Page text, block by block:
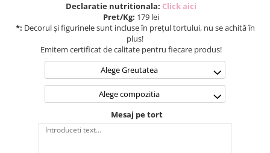
Declaratie nutritionala: Click aici
Pret/Kg: 179 lei
*: Decorul și figurinele sunt incluse în prețul tortului, nu se achită în
plus!
Emitem certificat de calitate pentru fiecare produs!
Alege Greutatea
Alege compozitia
Mesaj pe tort